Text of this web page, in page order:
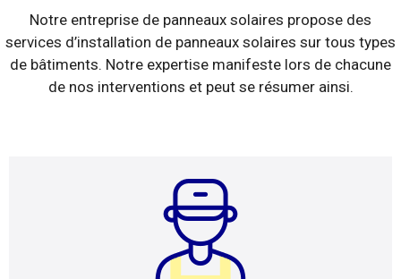
Notre entreprise de panneaux solaires propose des
services d’installation de panneaux solaires sur tous types
de bâtiments. Notre expertise manifeste lors de chacune
de nos interventions et peut se résumer ainsi.